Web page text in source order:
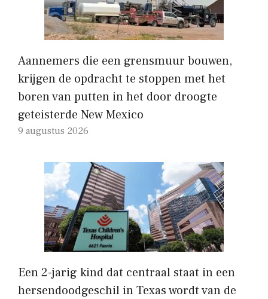
Aannemers die een grensmuur bouwen,
krijgen de opdracht te stoppen met het
boren van putten in het door droogte
geteisterde New Mexico
9 augustus 2026
Een 2-jarig kind dat centraal staat in een
hersendoodgeschil in Texas wordt van de